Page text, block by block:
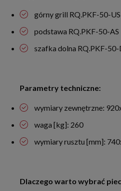
górny grill RQ.PKF-50-US
podstawa RQ.PKF-50-AS
szafka dolna RQ.PKF-50-
Parametry techniczne:
wymiary zewnętrzne:
waga [kg]: 260
wymiary rusztu [mm]:
Dlaczego warto wybrać